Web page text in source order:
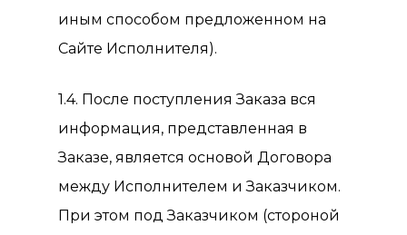
иным способом предложенном на
Сайте Исполнителя).
1.4. После поступления Заказа вся
информация, представленная в
Заказе, является основой Договора
между Исполнителем и Заказчиком.
При этом под Заказчиком (стороной